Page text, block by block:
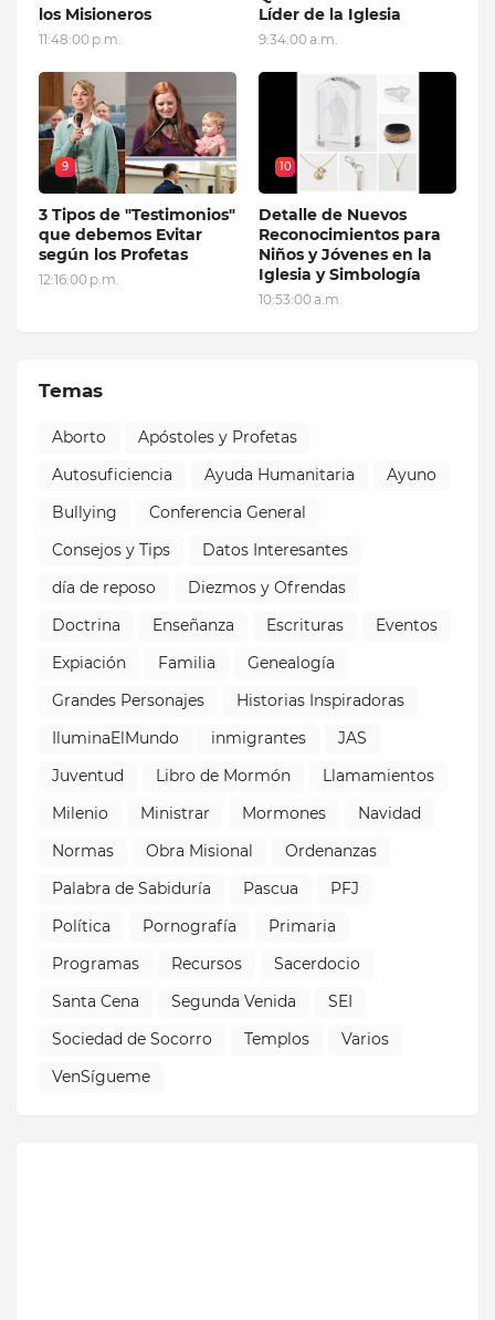
los Misioneros
11:48:00 p.m.
Líder de la Iglesia
9:34:00 a.m.
9
3 Tipos de "Testimonios"
que debemos Evitar
según los Profetas
12:16:00 p.m.
10
Detalle de Nuevos
Reconocimientos para
Niños y Jóvenes en la
Iglesia y Simbología
10:53:00 a.m.
Temas
Aborto
Apóstoles y Profetas
Autosuficiencia
Ayuda Humanitaria
Ayuno
Bullying
Conferencia General
Consejos y Tips
Datos Interesantes
día de reposo
Diezmos y Ofrendas
Doctrina
Enseñanza Escrituras
Eventos
Expiación
Familia
Genealogía
Grandes Personajes
Historias Inspiradoras
IluminaElMundo
inmigrantes
JAS
Juventud
Libro de Mormón
Llamamientos
Milenio
Ministrar Mormones
Navidad
Normas
Obra Misional
Ordenanzas
Palabra de Sabiduría
Pascua
PFJ
Política
Pornografía
Primaria
Programas
Recursos
Sacerdocio
Santa Cena
Segunda Venida
SEI
Sociedad de Socorro
Templos
Varios
VenSígueme